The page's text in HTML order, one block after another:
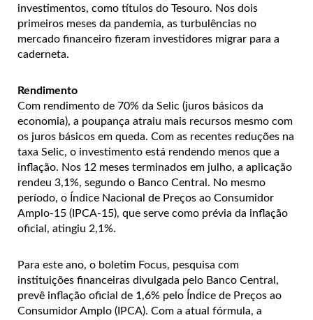
investimentos, como títulos do Tesouro. Nos dois
primeiros meses da pandemia, as turbulências no
mercado financeiro fizeram investidores migrar para a
caderneta.
Rendimento
Com rendimento de 70% da Selic (juros básicos da
economia), a poupança atraiu mais recursos mesmo com
os juros básicos em queda. Com as recentes reduções na
taxa Selic, o investimento está rendendo menos que a
inflação. Nos 12 meses terminados em julho, a aplicação
rendeu 3,1%, segundo o Banco Central. No mesmo
período, o Índice Nacional de Preços ao Consumidor
Amplo-15 (IPCA-15), que serve como prévia da inflação
oficial, atingiu 2,1%.
Para este ano, o boletim Focus, pesquisa com
instituições financeiras divulgada pelo Banco Central,
prevê inflação oficial de 1,6% pelo Índice de Preços ao
Consumidor Amplo (IPCA). Com a atual fórmula, a